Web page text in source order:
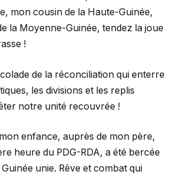
mon cousin de la Haute-Guinée,
la Moyenne-Guinée, tendez la joue
!
de la réconciliation qui enterre
les divisions et les replis
notre unité recouvrée !
enfance, auprès de mon père,
heure du PDG-RDA, a été bercée
unie. Rêve et combat qui